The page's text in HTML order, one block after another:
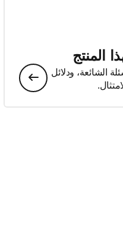
المنتج
الشائعة، ودلائل